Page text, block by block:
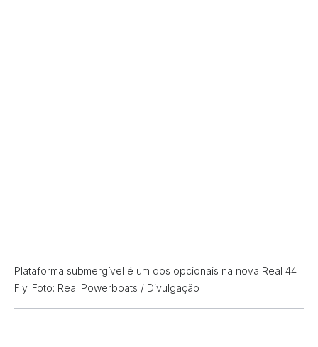
Plataforma submergível é um dos opcionais na nova Real 44
Fly. Foto: Real Powerboats / Divulgação